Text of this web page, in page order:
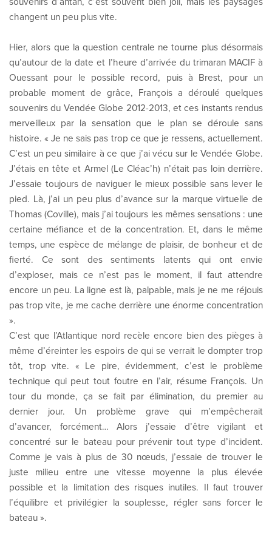
changent un peu plus vite.
Hier, alors que la question centrale ne tourne plus désormais
qu’autour de la date et l’heure d’arrivée du trimaran MACIF à
Ouessant pour le possible record, puis à Brest, pour un
probable moment de grâce, François a déroulé quelques
souvenirs du Vendée Globe 2012-2013, et ces instants rendus
merveilleux par la sensation que le plan se déroule sans
histoire. « Je ne sais pas trop ce que je ressens, actuellement.
C’est un peu similaire à ce que j’ai vécu sur le Vendée Globe.
J’étais en tête et Armel (Le Cléac’h) n’était pas loin derrière.
J’essaie toujours de naviguer le mieux possible sans lever le
pied. Là, j’ai un peu plus d’avance sur la marque virtuelle de
Thomas (Coville), mais j’ai toujours les mêmes sensations : une
certaine méfiance et de la concentration. Et, dans le même
temps, une espèce de mélange de plaisir, de bonheur et de
fierté. Ce sont des sentiments latents qui ont envie
d’exploser, mais ce n’est pas le moment, il faut attendre
encore un peu. La ligne est là, palpable, mais je ne me réjouis
pas trop vite, je me cache derrière une énorme concentration
».
C’est que l’Atlantique nord recèle encore bien des pièges à
même d’éreinter les espoirs de qui se verrait le dompter trop
tôt, trop vite. « Le pire, évidemment, c’est le problème
technique qui peut tout foutre en l’air, résume François. Un
tour du monde, ça se fait par élimination, du premier au
dernier jour. Un problème grave qui m’empêcherait
d’avancer, forcément… Alors j’essaie d’être vigilant et
concentré sur le bateau pour prévenir tout type d’incident.
Comme je vais à plus de 30 nœuds, j’essaie de trouver le
juste milieu entre une vitesse moyenne la plus élevée
possible et la limitation des risques inutiles. Il faut trouver
l’équilibre et privilégier la souplesse, régler sans forcer le
bateau ».